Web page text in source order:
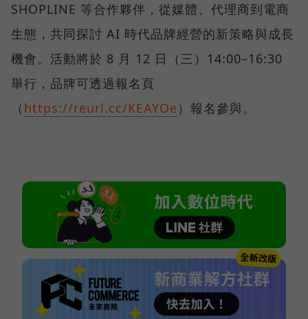
SHOPLINE 等合作夥伴，從媒體、代理商到電商
生態，共同探討 AI 時代品牌經營的新策略與成長
機會。活動將於 8 月 12 日（三）14:00–16:30
舉行，品牌可透過報名頁
（ https://reurl.cc/KEAYOe ）報名參與。